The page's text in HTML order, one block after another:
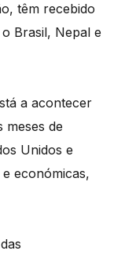
têm recebido
Brasil, Nepal e
a acontecer
meses de
Unidos e
económicas,